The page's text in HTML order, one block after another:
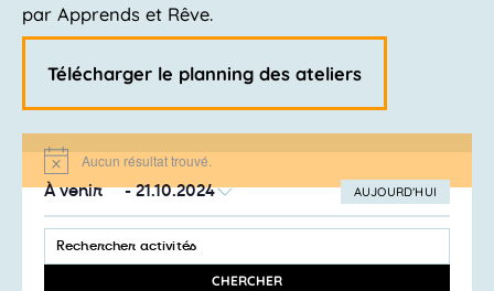
par Apprends et Rêve.
Télécharger le planning des ateliers
Notice Aucun résultat trouvé.
AUJOURD’HUI
À venir - 21.10.2024
LA
DATE
Recherche
et
SAISIR
MOT-
CHERCHER